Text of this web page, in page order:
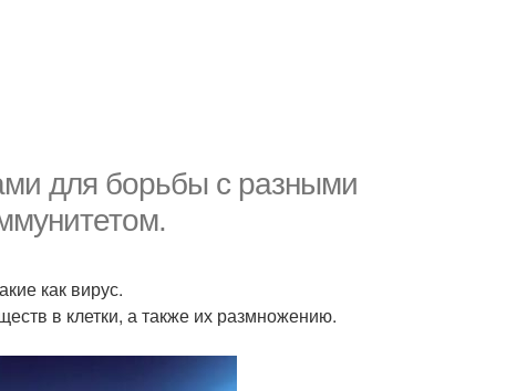
для борьбы с разными
как вирус.
в клетки, а также их размножению.